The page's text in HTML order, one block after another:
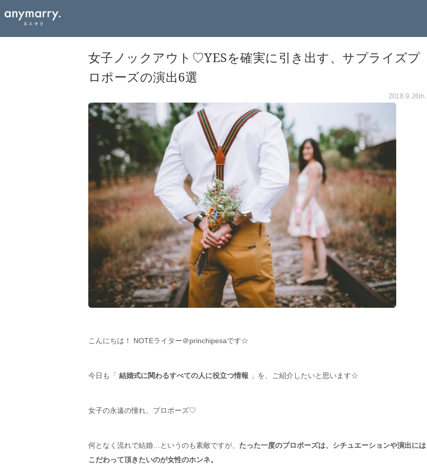
女子ノックアウト♡YESを確実に引き出す、サプライズプ
ロポーズの演出6選
2018.9.26th.
こんにちは！ NOTEライター＠princhipesaです☆
今日も「 結婚式に関わるすべての人に役立つ情報 」を、ご紹介したいと思います☆
女子の永遠の憧れ、プロポーズ♡
何となく流れで結婚…というのも素敵ですが、 たった一度のプロポーズは、シチュエーションや演出には
こだわって頂きたいのが女性のホンネ。